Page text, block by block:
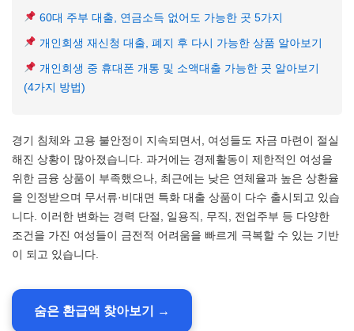
60대 주부 대출, 연금소득 없어도 가능한 곳 5가지
개인회생 재신청 대출, 폐지 후 다시 가능한 상품 알아보기
개인회생 중 휴대폰 개통 및 소액대출 가능한 곳 알아보기
(4가지 방법)
경기 침체와 고용 불안정이 지속되면서, 여성들도 자금 마련이 절실
해진 상황이 많아졌습니다. 과거에는 경제활동이 제한적인 여성을
위한 금융 상품이 부족했으나, 최근에는 낮은 연체율과 높은 상환율
을 인정받으며 무서류·비대면 특화 대출 상품이 다수 출시되고 있습
니다. 이러한 변화는 경력 단절, 일용직, 무직, 전업주부 등 다양한
조건을 가진 여성들이 금전적 어려움을 빠르게 극복할 수 있는 기반
이 되고 있습니다.
숨은 환급액 찾아보기 →